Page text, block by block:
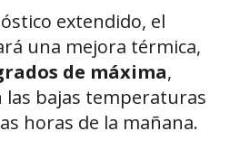
extendido, el
una mejora térmica,
de máxima,
bajas temperaturas
horas de la mañana.